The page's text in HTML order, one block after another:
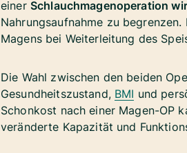
einer Schlauchmagenoperation
Nahrungsaufnahme zu
Magens bei Weiterleitung des
Die Wahl zwischen den beiden
Gesundheitszustand, BMI und
Schonkost nach einer Magen-OP
veränderte Kapazität und